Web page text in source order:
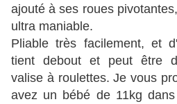
ajouté à ses roues
ultra maniable.
Pliable très facilement, et
tient debout et peut être
valise à roulettes. Je vous
avez un bébé de 11kg